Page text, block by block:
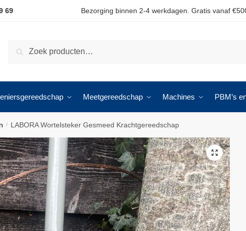
69 Bezorging binnen 2-4 werkdagen. Gratis vanaf
Zoeken
Meetgereedschap Machines PBM’s
/ LABORA Wortelsteker Gesmeed Krachtgereedschap
🔍